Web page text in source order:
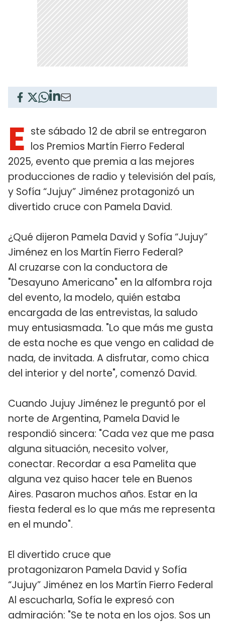
E ste sábado 12 de abril se entregaron
los Premios Martín Fierro Federal
2025, evento que premia a las mejores
producciones de radio y televisión del país,
y Sofía “Jujuy” Jiménez protagonizó un
divertido cruce con Pamela David.
¿Qué dijeron Pamela David y Sofía “Jujuy”
Jiménez en los Martín Fierro Federal?
Al cruzarse con la conductora de
"Desayuno Americano" en la alfombra roja
del evento, la modelo, quién estaba
encargada de las entrevistas, la saludo
muy entusiasmada. "Lo que más me gusta
de esta noche es que vengo en calidad de
nada, de invitada. A disfrutar, como chica
del interior y del norte", comenzó David.
Cuando Jujuy Jiménez le preguntó por el
norte de Argentina, Pamela David le
respondió sincera: "Cada vez que me pasa
alguna situación, necesito volver,
conectar. Recordar a esa Pamelita que
alguna vez quiso hacer tele en Buenos
Aires. Pasaron muchos años. Estar en la
fiesta federal es lo que más me representa
en el mundo".
El divertido cruce que
protagonizaron Pamela David y Sofía
“Jujuy” Jiménez en los Martín Fierro Federal
Al escucharla, Sofía le expresó con
admiración: "Se te nota en los ojos. Sos un